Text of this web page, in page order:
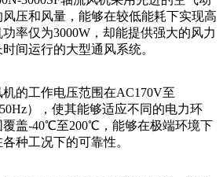
压和风量，能够在较低能耗下实现高
率仅为3000W，却能提供强大的风力
间运行的大型通风系统。
机的工作电压范围在AC170V至
），使其能够适应不同的电力环
覆盖-40℃至200℃，能够在极端环境下
种工况下的可靠性。